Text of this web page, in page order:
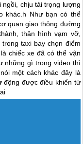
ngồi, chịu tải trọng lượng
khác.h Như bạn có thể
quan giao thông đường
thân hình vạm vỡ,
taxi bay chọn điểm
chiếc xe đã có thể vận
những gì trong video thì
một cách khác đây là
động được điều khiển từ